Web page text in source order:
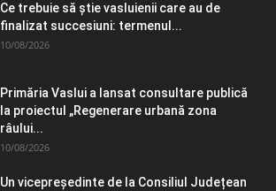
Ce trebuie să știe vasluienii care au de
finalizat succesiuni: termenul...
10/08/2026
Primăria Vaslui a lansat consultare publică
la proiectul „Regenerare urbană zona
râului...
10/08/2026
Un vicepreședinte de la Consiliul Județean